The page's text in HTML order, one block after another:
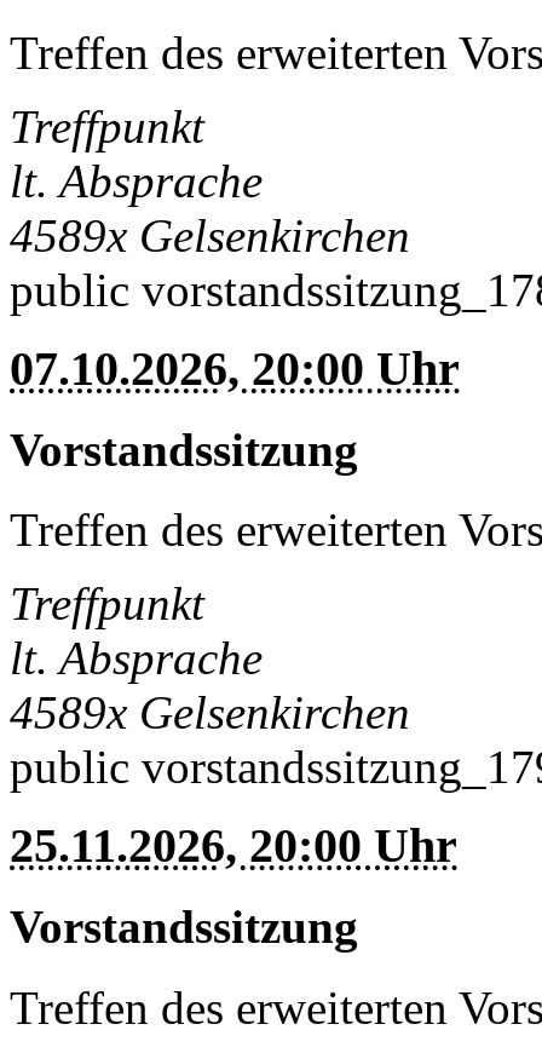
Treffen des erweiterten
Treffpunkt
lt. Absprache
4589x Gelsenkirchen
public
07.10.2026, 20:00 Uhr
Vorstandssitzung
Treffen des erweiterten
Treffpunkt
lt. Absprache
4589x Gelsenkirchen
public
25.11.2026, 20:00 Uhr
Vorstandssitzung
Treffen des erweiterten